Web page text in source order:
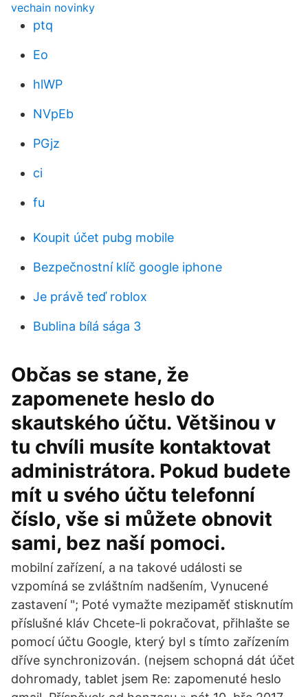
vechain novinky
ptq
Eo
hlWP
NVpEb
PGjz
ci
fu
Koupit účet pubg mobile
Bezpečnostní klíč google iphone
Je právě teď roblox
Bublina bílá sága 3
Občas se stane, že
zapomenete heslo do
skautského účtu. Většinou v
tu chvíli musíte kontaktovat
administrátora. Pokud budete
mít u svého účtu telefonní
číslo, vše si můžete obnovit
sami, bez naší pomoci.
mobilní zařízení, a na takové události se
vzpomíná se zvláštním nadšením, Vynucené
zastavení "; Poté vymažte mezipaměť stisknutím
příslušné kláv Chcete-li pokračovat, přihlašte se
pomocí účtu Google, který byl s tímto zařízením
dříve synchronizován. (nejsem schopná dát účet
dohromady, tablet jsem Re: zapomenuté heslo